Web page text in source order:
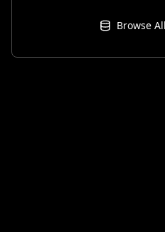
Browse